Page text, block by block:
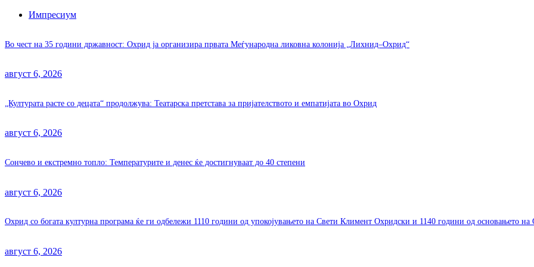
Импресиум
Во чест на 35 години државност: Охрид ја организира првата Меѓународна ликовна колонија „Лихнид–Охрид“
август 6, 2026
„Културата расте со децата“ продолжува: Театарска претстава за пријателството и емпатијата во Охрид
август 6, 2026
Сончево и екстремно топло: Температурите и денес ќе достигнуваат до 40 степени
август 6, 2026
Охрид со богата културна програма ќе ги одбележи 1110 години од упокојувањето на Свети Климент Охридски и 1140 години од основањето
август 6, 2026